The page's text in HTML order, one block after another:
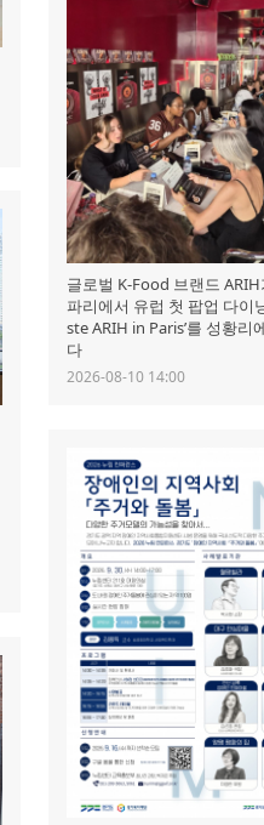
글로벌 K-Food 브랜드
파리에서 유럽 첫 팝업 다이
ste ARIH in Paris’를 성황리
다
2026-08-10 14:00